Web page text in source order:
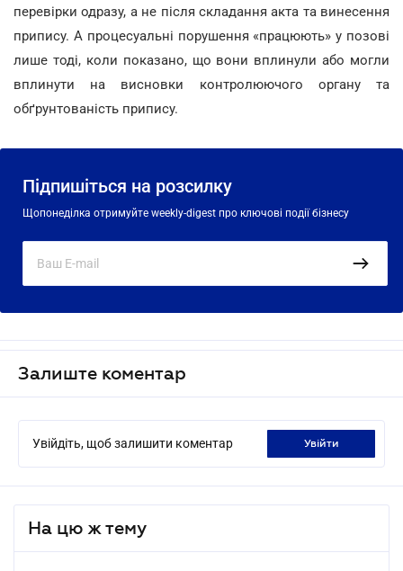
перевірки одразу, а не після складання акта та винесення
припису. А процесуальні порушення «працюють» у позові
лише тоді, коли показано, що вони вплинули або могли
вплинути на висновки контролюючого органу та
обґрунтованість припису.
Підпишіться на розсилку
Щопонеділка отримуйте weekly-digest про ключові події бізнесу
Залиште коментар
Увійдіть, щоб залишити коментар увійти
На цю ж тему